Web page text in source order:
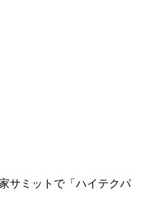
サミットで「ハイテクパ